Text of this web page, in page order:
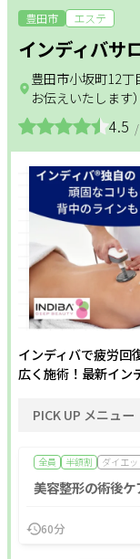
豊田市 エステ
インディバサ
4.5 /
豊田市小坂町12丁
お伝えいたします）
インディバで疲労回
広く施術！最新イン
PICK UP メニュー
全員 半額割 ダイエッ
美容整形の術後
60分